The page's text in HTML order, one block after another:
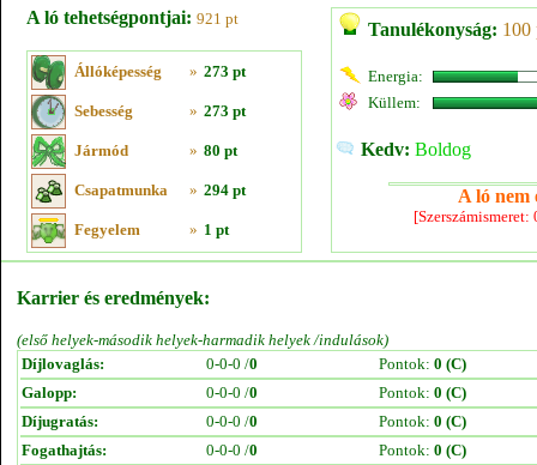
A ló tehetségpontjai: 921 pt
Állóképesség » 273 pt
Sebesség » 273 pt
Jármód » 80 pt
Csapatmunka » 294 pt
Fegyelem » 1 pt
Tanulékonyság: 100
Energia:
Küllem:
Kedv: Boldog
A ló nem
Karrier és eredmények:
(első helyek-második helyek-harmadik helyek /indulások)
Díjlovaglás:
0-0-0 /0 Pontok: 0 (C)
Galopp:
0-0-0 /0 Pontok: 0 (C)
Díjugratás:
0-0-0 /0 Pontok: 0 (C)
Fogathajtás:
0-0-0 /0 Pontok: 0 (C)